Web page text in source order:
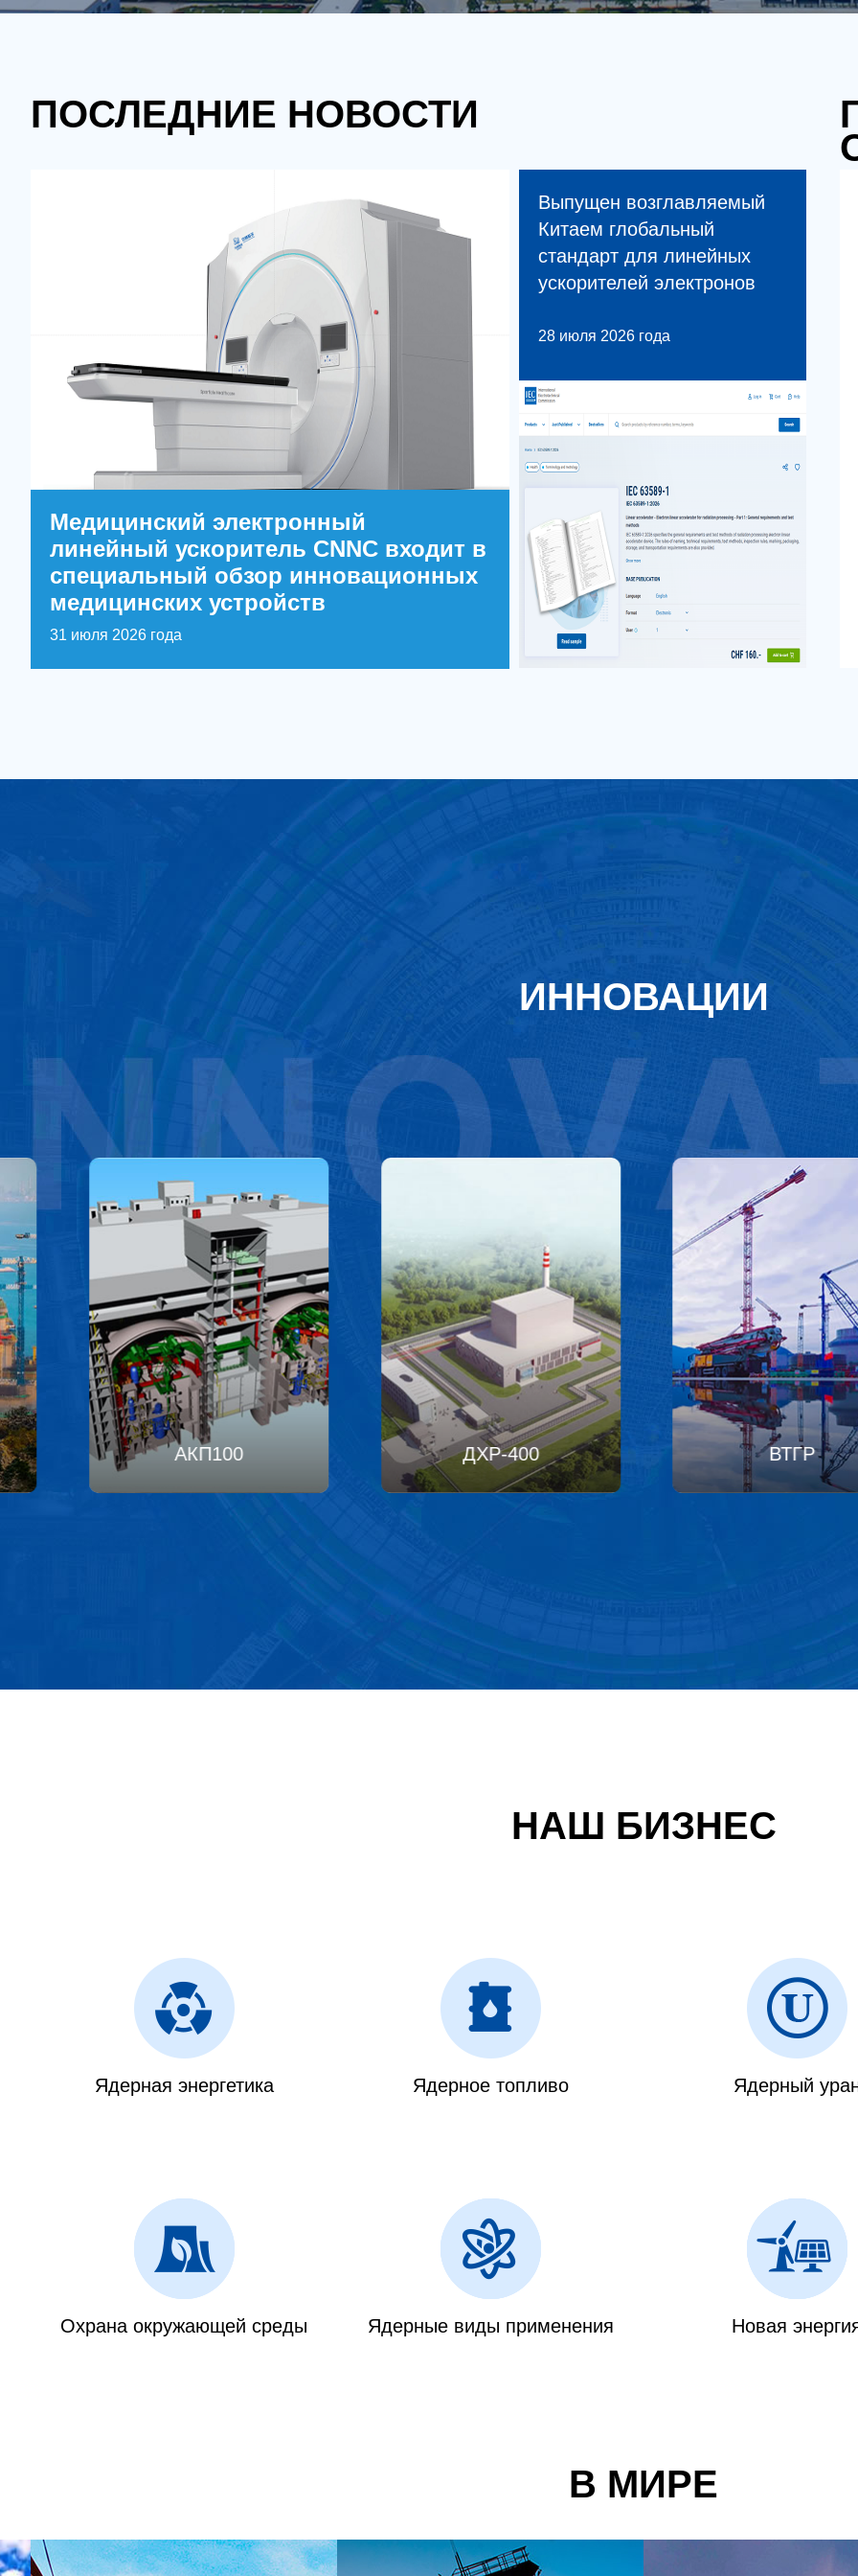
ПОСЛЕДНИЕ НОВОСТИ
Медицинский электронный
линейный ускоритель CNNC входит в
специальный обзор инновационных
медицинских устройств
31 июля 2026 года
Выпущен возглавляемый
Китаем глобальный
стандарт для линейных
ускорителей электронов
28 июля 2026 года
ИННОВАЦИИ
ХПР1000 АКП100 ДХР-400
НАШ БИЗНЕС
Ядерная энергетика Ядерное топливо Ядерный
Охрана окружающей среды Ядерные виды применения Новая
В МИРЕ